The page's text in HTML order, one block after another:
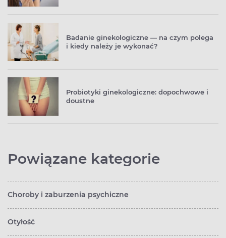
Badanie ginekologiczne — na czym polega
i kiedy należy je wykonać?
Probiotyki ginekologiczne: dopochwowe i
doustne
Powiązane kategorie
Choroby i zaburzenia psychiczne
Otyłość